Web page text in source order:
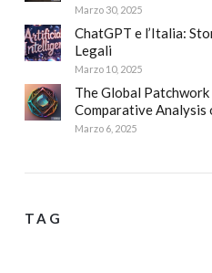
Marzo 30, 2025
ChatGPT e l’Italia:
Legali
Marzo 10, 2025
The Global
Comparative Analysis
Marzo 6, 2025
TAG